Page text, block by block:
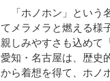
「ホノホン」とい
てメラメラと燃える様
親しみやすさも込めて
愛知・名古屋は、歴史
から着想を得て、ホノ